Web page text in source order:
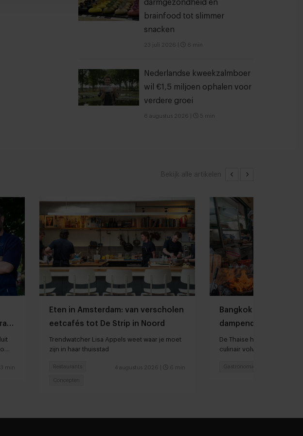
darmgezondheid en
brainfood tot slimmer
snacken
23 juli 2026 6 min
Nederlandse kweekzalmboer
wil €1,5 miljoen ophalen voor
verdere groei
6 augustus 2026 5 min
Bekijk alle artikelen
3 min
Eten in Amsterdam: van verscholen
eetcafés tot De Strip in Noord
Trendwatcher Lisa Appels weet waar je moet
zijn in haar thuisstad
4 augustus 2026 6 min
Restaurants
Concepten
Bangkok is
dampende
De Thaise hoofdstad is in
culinair volwassen
Gastronomie